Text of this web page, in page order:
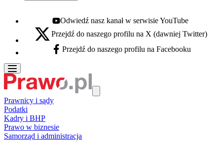
Youtube - otwiera się w nowej karcie
Odwiedź nasz kanał w serwisie YouTube
X - otwiera się w nowej karcie
Przejdź do naszego profilu na X (dawniej Twitter)
Facebook - otwiera się w nowej karcie
Przejdź do naszego profilu na Facebooku
Prawnicy i sądy
Podatki
Kadry i BHP
Prawo w biznesie
Samorząd i administracja